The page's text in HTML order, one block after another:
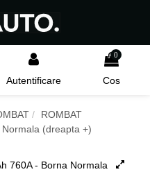
Autentificare
0
Cos
ROMBAT
(dreapta +)